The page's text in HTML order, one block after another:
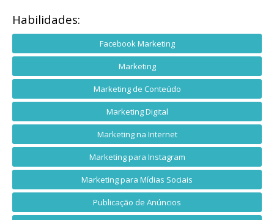
Habilidades:
Facebook Marketing
Marketing
Marketing de Conteúdo
Marketing Digital
Marketing na Internet
Marketing para Instagram
Marketing para Mídias Sociais
Publicação de Anúncios